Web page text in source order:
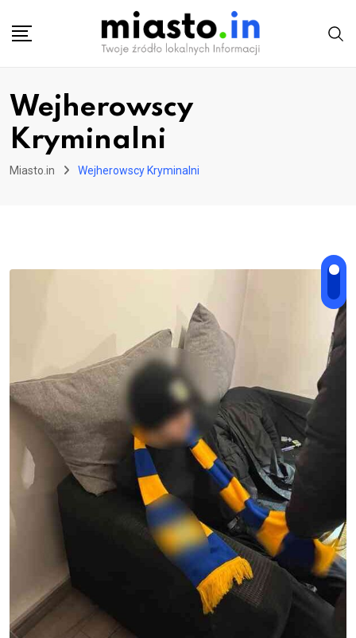
Wejherowscy
Kryminalni
Miasto.in Wejherowscy Kryminalni